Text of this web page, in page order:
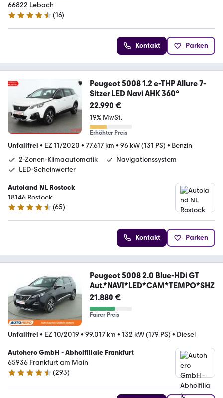
66822 Lebach
4.6 Sterne
(16)
Kontakt Parken
Peugeot 5008 1.2 e-THP Allure 7-
Sitzer LED Navi AHK 360°
22.990 €
19% MwSt.
Erhöhter Preis
Unfallfrei • EZ 11/2020 • 77.617 km • 96 kW (131 PS) • Benzin
2-Zonen-Klimaautomatik
Navigationssystem
LED-Scheinwerfer
Autoland NL Rostock
18146 Rostock
4.6 Sterne
(65)
Kontakt Parken
Peugeot 5008 2.0 Blue-HDi GT
Aut.*NAVI*LED*CAM*TEMPO*SHZ
21.880 €
Fairer Preis
Unfallfrei • EZ 10/2019 • 99.017 km • 132 kW (179 PS) • Diesel
Autohero GmbH - Abholfiliale Frankfurt
65936 Frankfurt am Main
4.6 Sterne
(293)